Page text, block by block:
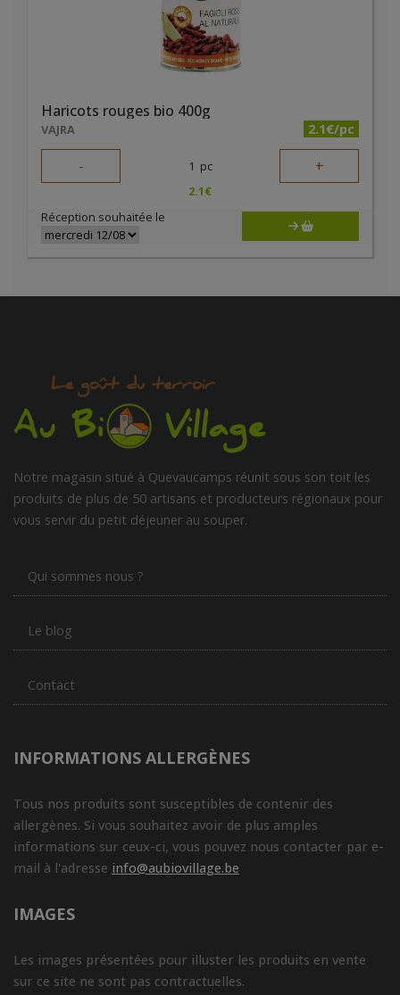
Haricots rouges bio 400g
VAJRA 2.1€/pc
- 1 pc +
2.1€
Réception souhaitée le
Notre magasin situé à Quevaucamps réunit sous son toit les
produits de plus de 50 artisans et producteurs régionaux pour
vous servir du petit déjeuner au souper.
Qui sommes nous ?
Le blog
Contact
INFORMATIONS ALLERGÈNES
Tous nos produits sont susceptibles de contenir des
allergènes. Si vous souhaitez avoir de plus amples
informations sur ceux-ci, vous pouvez nous contacter par e-
mail à l'adresse info@aubiovillage.be
IMAGES
Les images présentées pour illuster les produits en vente
sur ce site ne sont pas contractuelles.